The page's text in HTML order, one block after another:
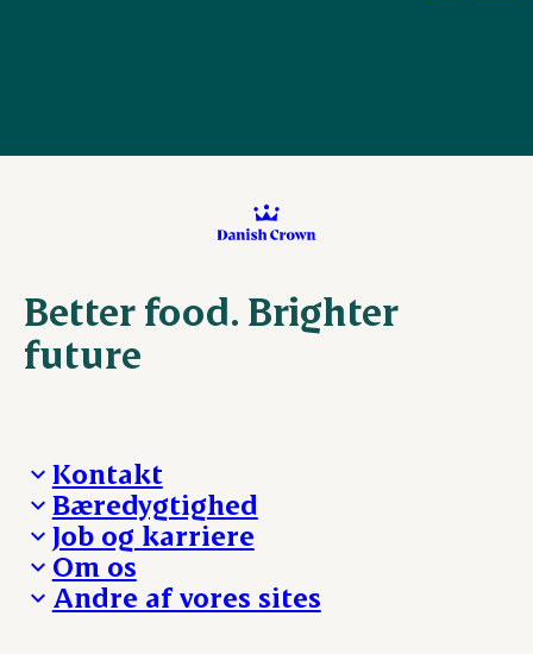
Better food. Brighter
future
Kontakt
Besøg Danish Crown
Presse og nyheder
Reklamationer
Whistleblower
Øvrige henvendelser
Bæredygtighed
Fra jord til bord
Hverdagen
Ansvarlighed og nøgletal
Job og karriere
Arbejd med os
Ledige stillinger
Om os
Hvem er vi
Andre af vores sites